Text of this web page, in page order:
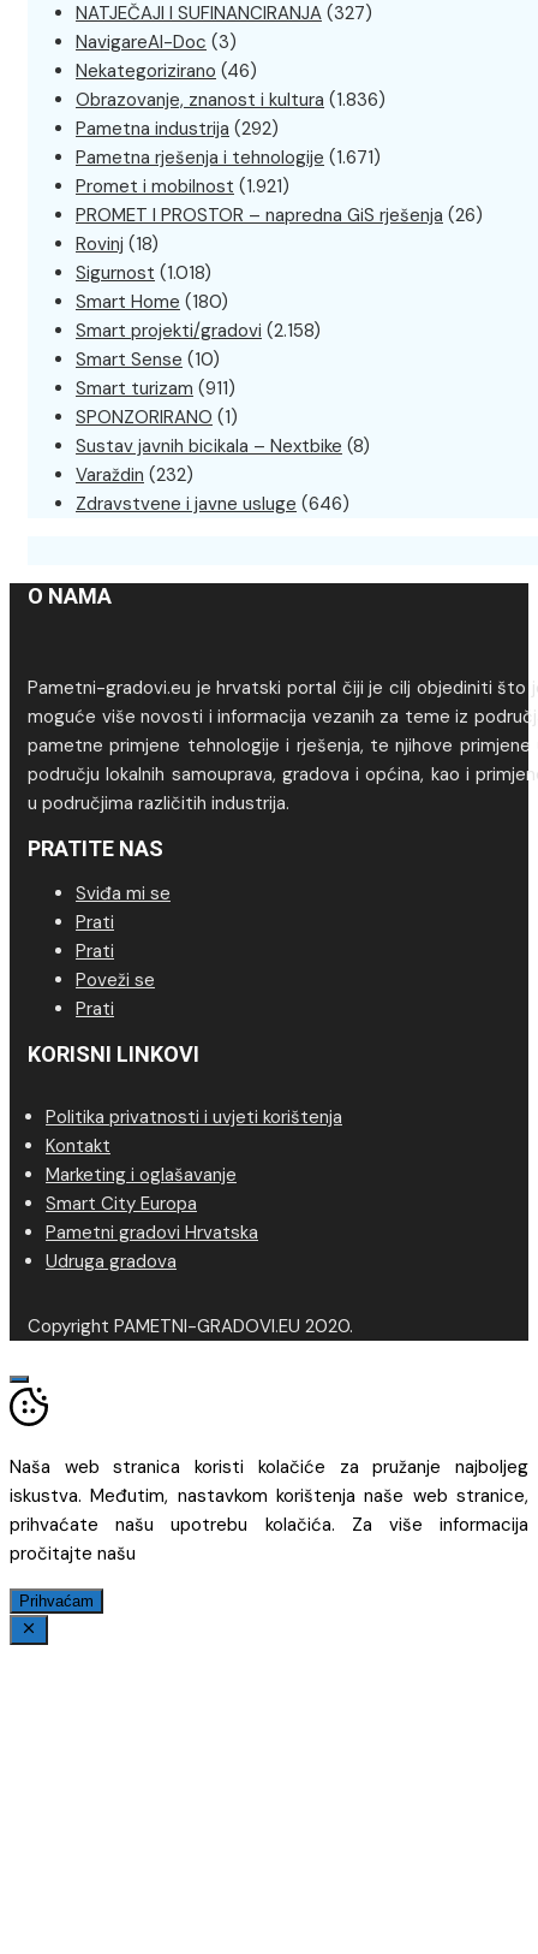
NATJEČAJI I SUFINANCIRANJA (327)
NavigareAI-Doc (3)
Nekategorizirano (46)
Obrazovanje, znanost i kultura (1.836)
Pametna industrija (292)
Pametna rješenja i tehnologije (1.671)
Promet i mobilnost (1.921)
PROMET I PROSTOR – napredna GiS rješenja (26)
Rovinj (18)
Sigurnost (1.018)
Smart Home (180)
Smart projekti/gradovi (2.158)
Smart Sense (10)
Smart turizam (911)
SPONZORIRANO (1)
Sustav javnih bicikala – Nextbike (8)
Varaždin (232)
Zdravstvene i javne usluge (646)
O NAMA
Pametni-gradovi.eu je hrvatski portal čiji je cilj objediniti što
moguće više novosti i informacija vezanih za teme iz
pametne primjene tehnologije i rješenja, te njihove primjene
području lokalnih samouprava, gradova i općina, kao i
u područjima različitih industrija.
PRATITE NAS
Sviđa mi se
Prati
Prati
Poveži se
Prati
KORISNI LINKOVI
Politika privatnosti i uvjeti korištenja
Kontakt
Marketing i oglašavanje
Smart City Europa
Pametni gradovi Hrvatska
Udruga gradova
Copyright PAMETNI-GRADOVI.EU 2020.
Naša web stranica koristi kolačiće za pružanje najboljeg
iskustva. Međutim, nastavkom korištenja naše web stranice,
prihvaćate našu upotrebu kolačića. Za više informacija
pročitajte našu
Prihvaćam